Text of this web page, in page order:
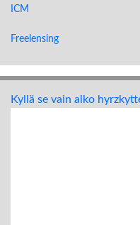
ICM
Freelensing
Kyllä se vain alko